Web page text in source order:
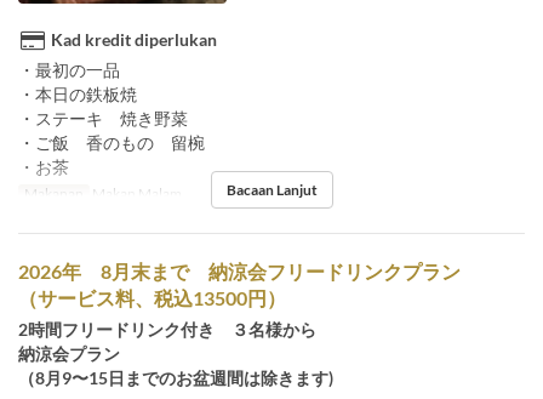
Kad kredit diperlukan
・最初の一品
・本日の鉄板焼
・ステーキ 焼き野菜
・ご飯 香のもの 留椀
・お茶
Makanan Makan Malam Bacaan Lanjut
2026年 8月末まで 納涼会フリードリンクプラン
（サービス料、税込13500円）
2時間フリードリンク付き ３名様から
納涼会プラン
（8月9〜15日までのお盆週間は除きます)